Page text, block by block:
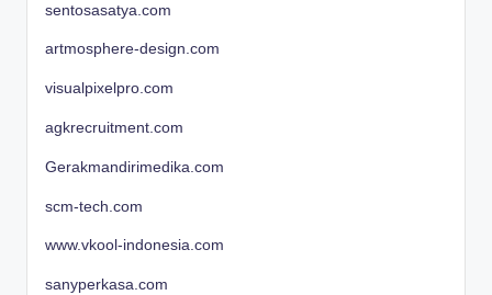
sentosasatya.com
artmosphere-design.com
visualpixelpro.com
agkrecruitment.com
Gerakmandirimedika.com
scm-tech.com
www.vkool-indonesia.com
sanyperkasa.com